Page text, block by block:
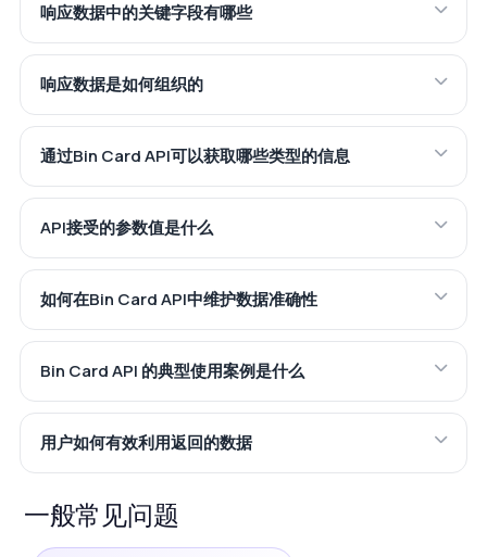
响应数据中的关键字段有哪些
响应数据是如何组织的
通过Bin Card API可以获取哪些类型的信息
API接受的参数值是什么
如何在Bin Card API中维护数据准确性
Bin Card API 的典型使用案例是什么
用户如何有效利用返回的数据
一般常见问题